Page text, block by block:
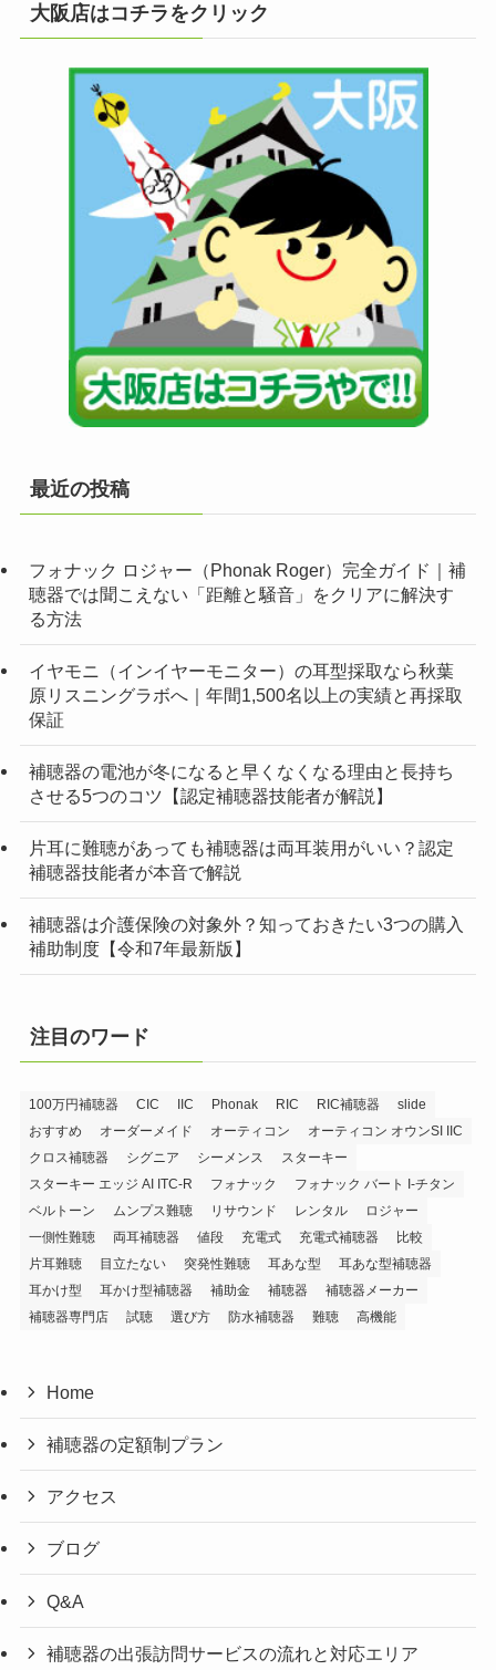
大阪店はコチラをクリック
最近の投稿
フォナック ロジャー（Phonak Roger）完全ガイド｜補
聴器では聞こえない「距離と騒音」をクリアに解決す
る方法
イヤモニ（インイヤーモニター）の耳型採取なら秋葉
原リスニングラボへ｜年間1,500名以上の実績と再採取
保証
補聴器の電池が冬になると早くなくなる理由と長持ち
させる5つのコツ【認定補聴器技能者が解説】
片耳に難聴があっても補聴器は両耳装用がいい？認定
補聴器技能者が本音で解説
補聴器は介護保険の対象外？知っておきたい3つの購入
補助制度【令和7年最新版】
注目のワード
100万円補聴器 CIC IIC Phonak RIC RIC補聴器
slide
おすすめ
オーダーメイド オーティコン
オーティコン オウンSI IIC
クロス補聴器
シグニア シーメンス
スターキー
スターキー エッジ AI ITC-R
フォナック
フォナック バート I-チタン
ベルトーン
ムンプス難聴 リサウンド レンタル
ロジャー
一側性難聴
両耳補聴器 値段 充電式 充電式補聴器
比較
片耳難聴
目立たない 突発性難聴 耳あな型
耳あな型補聴器
耳かけ型
耳かけ型補聴器 補助金 補聴器
補聴器メーカー
補聴器専門店
試聴 選び方 防水補聴器 難聴 高機能
Home
補聴器の定額制プラン
アクセス
ブログ
Q&A
補聴器の出張訪問サービスの流れと対応エリア